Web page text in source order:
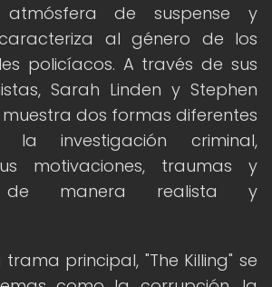
de suspense y
al género de los
policíacos. A través de sus
Sarah Linden y Stephen
muestra dos formas diferentes
investigación criminal,
motivaciones, traumas y
de manera realista y
principal, "The Killing" se